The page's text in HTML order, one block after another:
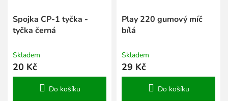
Spojka CP-1 tyčka -
tyčka černá
Skladem
20 Kč
Do košíku
Play 220 gumový míč
bílá
Skladem
29 Kč
Do košíku